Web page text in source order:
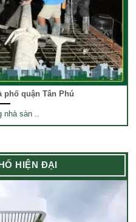
phố quận Tân Phú
nhà sàn ..
HIỆN ĐẠI